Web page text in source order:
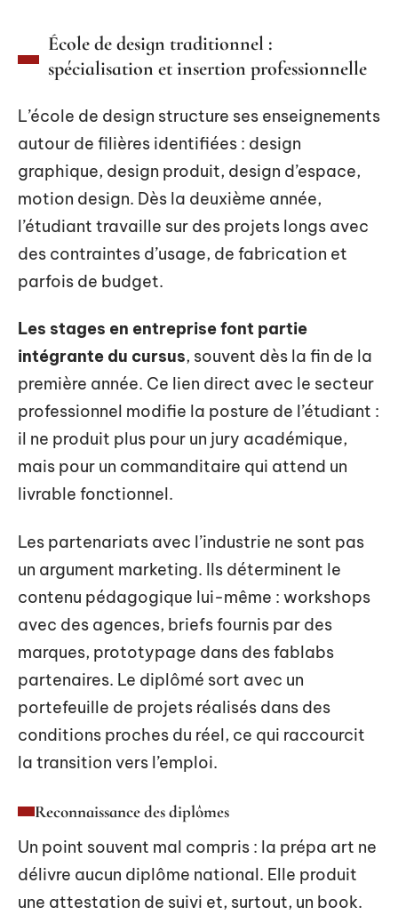
École de design traditionnel :
spécialisation et insertion professionnelle
L’école de design structure ses enseignements
autour de filières identifiées : design
graphique, design produit, design d’espace,
motion design. Dès la deuxième année,
l’étudiant travaille sur des projets longs avec
des contraintes d’usage, de fabrication et
parfois de budget.
Les stages en entreprise font partie
intégrante du cursus, souvent dès la fin de la
première année. Ce lien direct avec le secteur
professionnel modifie la posture de l’étudiant :
il ne produit plus pour un jury académique,
mais pour un commanditaire qui attend un
livrable fonctionnel.
Les partenariats avec l’industrie ne sont pas
un argument marketing. Ils déterminent le
contenu pédagogique lui-même : workshops
avec des agences, briefs fournis par des
marques, prototypage dans des fablabs
partenaires. Le diplômé sort avec un
portefeuille de projets réalisés dans des
conditions proches du réel, ce qui raccourcit
la transition vers l’emploi.
Reconnaissance des diplômes
Un point souvent mal compris : la prépa art ne
délivre aucun diplôme national. Elle produit
une attestation de suivi et, surtout, un book.